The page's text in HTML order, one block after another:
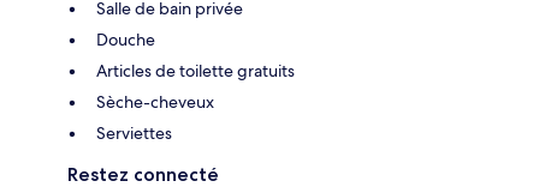
Salle de bain privée
Douche
Articles de toilette gratuits
Sèche-cheveux
Serviettes
Restez connecté